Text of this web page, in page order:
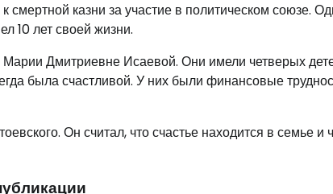
смертной казни за участие в политическом союзе.
10 лет своей жизни.
Дмитриевне Исаевой. Они имели четверых
была счастливой. У них были финансовые
Он считал, что счастье находится в семье и